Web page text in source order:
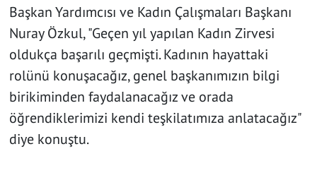
Başkan Yardımcısı ve Kadın Çalışmaları Başkanı
Nuray Özkul, "Geçen yıl yapılan Kadın Zirvesi
oldukça başarılı geçmişti. Kadının hayattaki
rolünü konuşacağız, genel başkanımızın bilgi
birikiminden faydalanacağız ve orada
öğrendiklerimizi kendi teşkilatımıza anlatacağız"
diye konuştu.